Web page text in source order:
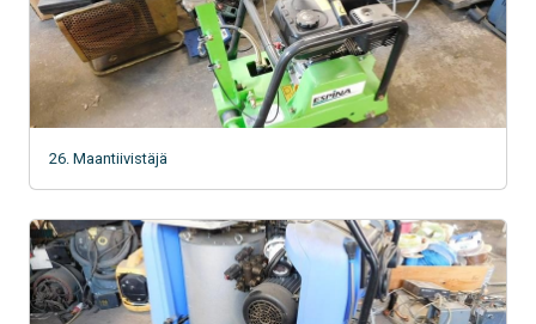
26. Maantiivistäjä